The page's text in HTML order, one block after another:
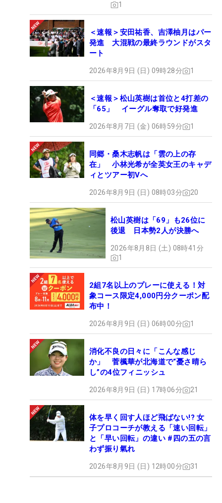
1
＜速報＞安田祐香、吉澤柚月はパー
発進 大混戦の最終ラウンドがスタ
ート
2026年8月9日 (日) 09時28分 1
＜速報＞松山英樹は首位と4打差の
「65」 イーグル奪取で好発進
2026年8月7日 (金) 06時59分 1
同郷・桑木志帆は「雲の上の存
在」 小林光希が全英女王のキャデ
ィとツアー初Vへ
2026年8月9日 (日) 08時03分 20
松山英樹は「69」も26位に
後退 日本勢2人が決勝へ
2026年8月8日 (土) 08時41分
1
2組7名以上のプレーに使える！対
象コース限定4,000円分クーポン配
布中！
2026年8月9日 (日) 06時00分 1
消化不良の日々に「こんな感じ
か」 菅楓華が北海道で“憂さ晴ら
し”の4位フィニッシュ
2026年8月9日 (日) 17時06分 21
体を早く回す人ほど飛ばない!? 女
子プロコーチが教える「速い回転」
と「早い回転」の違い #四の五の言
わず振り氣れ
2026年8月9日 (日) 12時00分 31